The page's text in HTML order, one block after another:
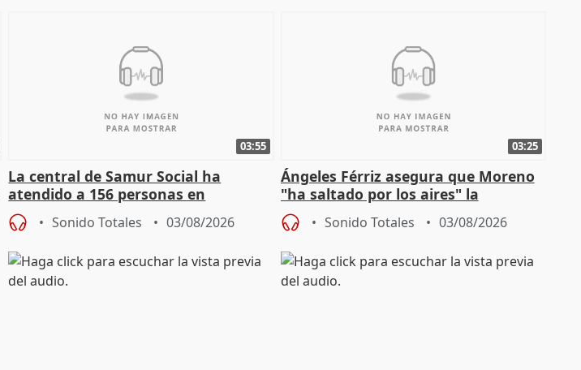
03:55
La central de Samur Social ha
atendido a 156 personas en
situación de calle durante Campaña
de CalorSonido Totales 03/08/2026
03:25
Ángeles Férriz asegura que Moreno
"ha saltado por los aires" la
negociación tras acuerdo con SMA
Sonido Totales 03/08/2026